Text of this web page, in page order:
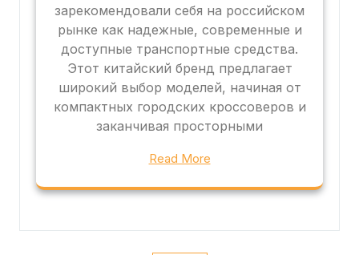
зарекомендовали себя на российском
рынке как надежные, современные и
доступные транспортные средства.
Этот китайский бренд предлагает
широкий выбор моделей, начиная от
компактных городских кроссоверов и
заканчивая просторными
Read More